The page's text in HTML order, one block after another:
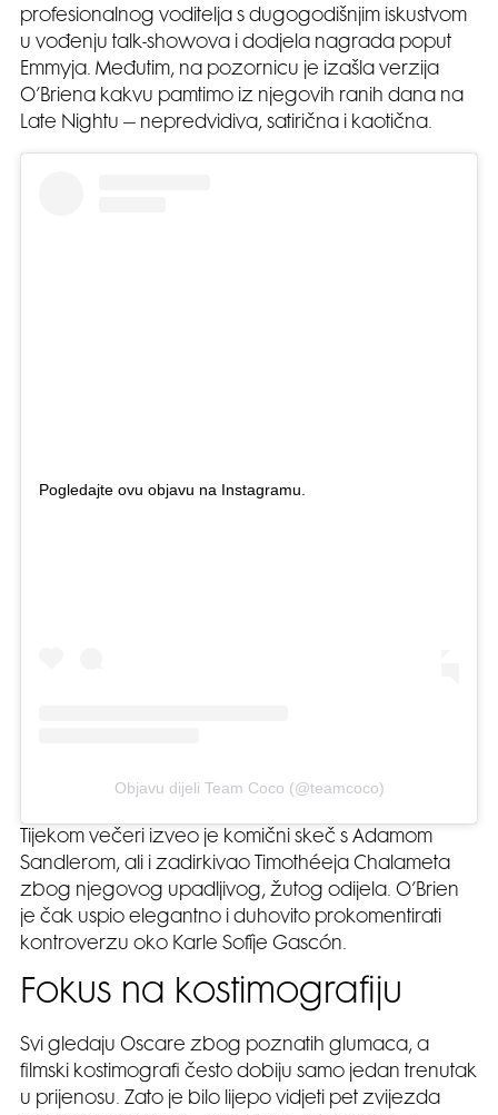
profesionalnog voditelja s dugogodišnjim iskustvom
u vođenju talk-showova i dodjela nagrada poput
Emmyja. Međutim, na pozornicu je izašla verzija
O’Briena kakvu pamtimo iz njegovih ranih dana na
Late Nightu – nepredvidiva, satirična i kaotična.
Pogledajte ovu objavu na Instagramu.
Objavu dijeli Team Coco (@teamcoco)
Tijekom večeri izveo je komični skeč s Adamom
Sandlerom, ali i zadirkivao Timothéeja Chalameta
zbog njegovog upadljivog, žutog odijela. O’Brien
je čak uspio elegantno i duhovito prokomentirati
kontroverzu oko Karle Sofíje Gascón.
Fokus na kostimografiju
Svi gledaju Oscare zbog poznatih glumaca, a
filmski kostimografi često dobiju samo jedan trenutak
u prijenosu. Zato je bilo lijepo vidjeti pet zvijezda